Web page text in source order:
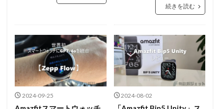
続きを読む
2024-09-25 2024-08-02